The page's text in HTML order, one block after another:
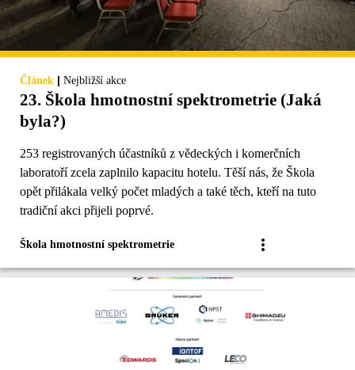
Článek | Nejbližší akce
23. Škola hmotnostní spektrometrie (Jaká
byla?)
253 registrovaných účastníků z vědeckých i komerčních
laboratoří zcela zaplnilo kapacitu hotelu. Těší nás, že Škola
opět přilákala velký počet mladých a také těch, kteří na tuto
tradiční akci přijeli poprvé.
Škola hmotnostní spektrometrie